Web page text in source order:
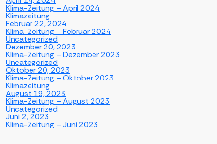
Klima-Zeitung – April 2024
Klimazeitung
Februar 22, 2024
Klima-Zeitung – Februar 2024
Uncategorized
Dezember 20, 2023
Klima-Zeitung – Dezember 2023
Uncategorized
Oktober 20, 2023
Klima-Zeitung – Oktober 2023
Klimazeitung
August 19, 2023
Klima-Zeitung – August 2023
Uncategorized
Juni 2, 2023
Klima-Zeitung – Juni 2023